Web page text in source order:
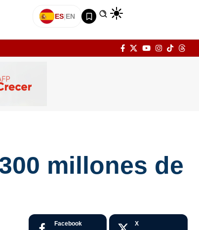
ES|EN
millones de
Facebook X